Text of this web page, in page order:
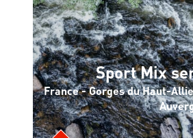
Sport Mix
France - Gorges du Haut-